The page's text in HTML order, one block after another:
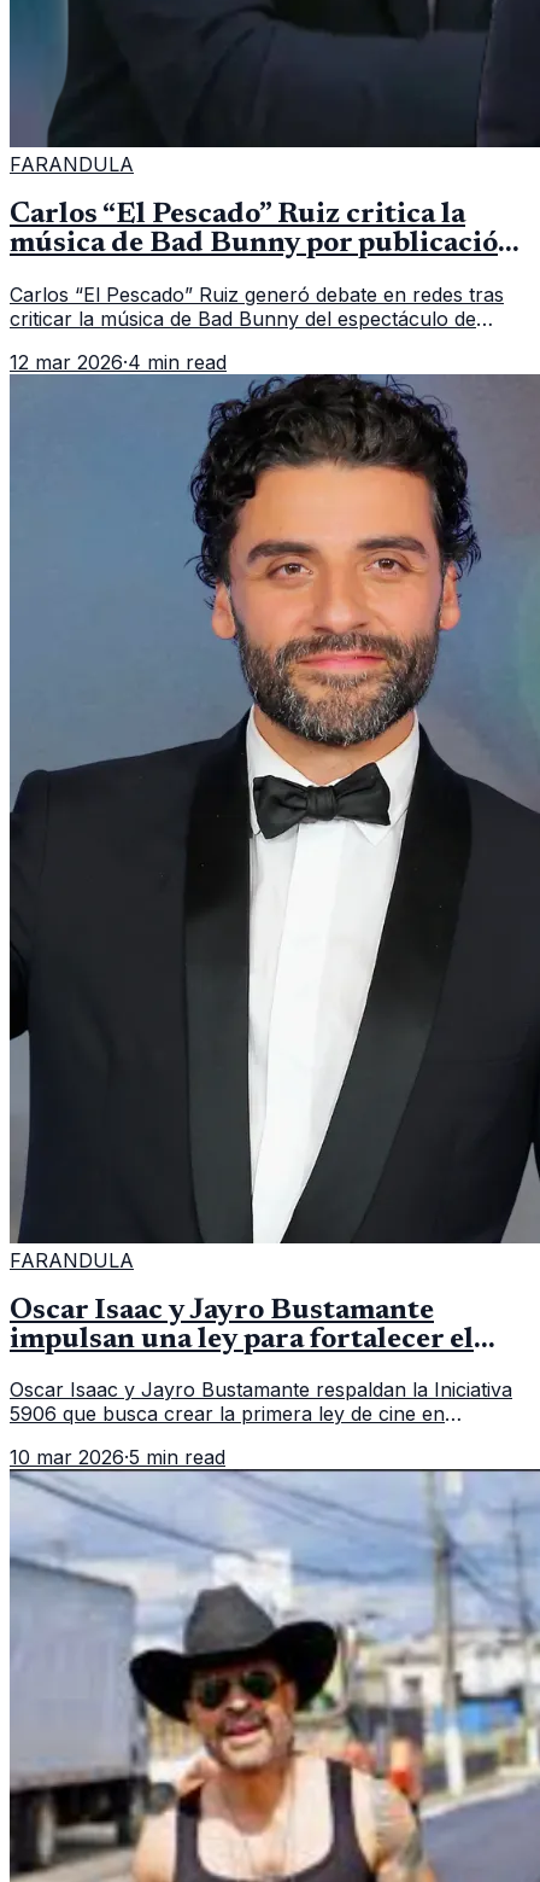
FARANDULA
Carlos “El Pescado” Ruiz critica la
música de Bad Bunny por publicación
Carlos “El Pescado” Ruiz generó debate en redes tras
criticar la música de Bad Bunny del espectáculo de
12 mar 2026·4 min read
FARANDULA
Oscar Isaac y Jayro Bustamante
impulsan una ley para fortalecer el
Oscar Isaac y Jayro Bustamante respaldan la Iniciativa
5906 que busca crear la primera ley de cine en
10 mar 2026·5 min read